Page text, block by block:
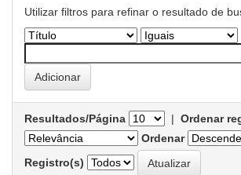
Utilizar filtros para refinar o resultado de
Resultados/Página | Ordenar
Ordenar
Registro(s)